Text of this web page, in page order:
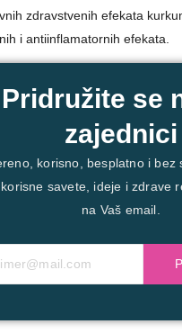
zdravstvenih efekata
i antiinflamatornih efekata.
Pridružite se
zajednici
korisno, besplatno i bez
savete, ideje i zdrave
na Vaš email.